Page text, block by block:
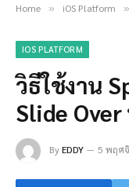
Home » iOS Platform »
IOS PLATFORM
วิธีใช้งาน
Slide
ByEDDY 5 พฤศ